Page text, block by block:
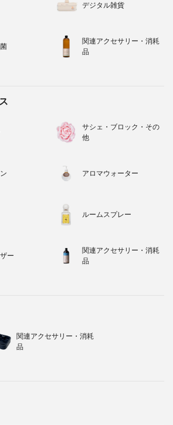
デジタル雑貨
関連アクセサリー・消耗
品
サシェ・ブロック・その
他
アロマウォーター
ルームスプレー
ー
関連アクセサリー・消耗
品
関連アクセサリー・消耗
品